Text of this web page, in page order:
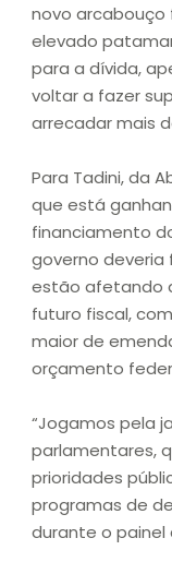
novo arcabouço
elevado
para a dívida,
voltar a fazer
arrecadar mais
Para Tadini, da
que está
financiamento
governo deveria
estão afetando
futuro fiscal,
maior de
orçamento
“Jogamos pela
parlamentares,
prioridades
programas de
durante o painel